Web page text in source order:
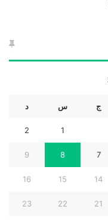
ج س د
1
2
7
8
9
14
15
16
21
22
23